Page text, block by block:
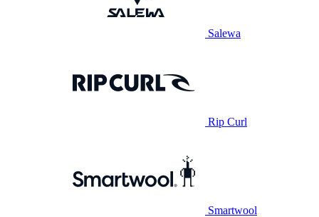
Salewa
Rip Curl
Smartwool